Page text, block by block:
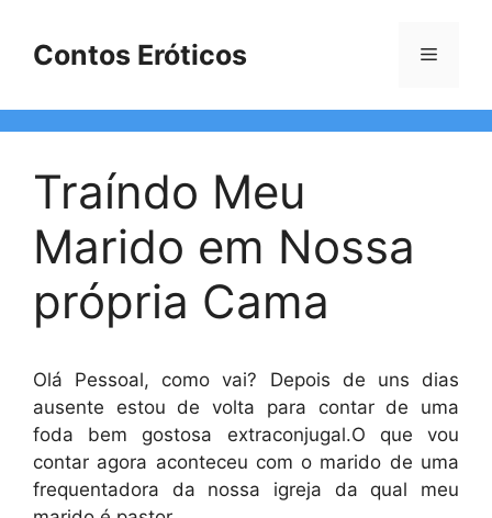
Contos Eróticos Menu
Traíndo Meu
Marido em Nossa
própria Cama
Olá Pessoal, como vai? Depois de uns dias
ausente estou de volta para contar de uma
foda bem gostosa extraconjugal.O que vou
contar agora aconteceu com o marido de uma
frequentadora da nossa igreja da qual meu